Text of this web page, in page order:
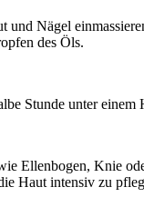
und Nägel
des Öls.
Stunde unter
Ellenbogen, Knie
Haut intensiv zu